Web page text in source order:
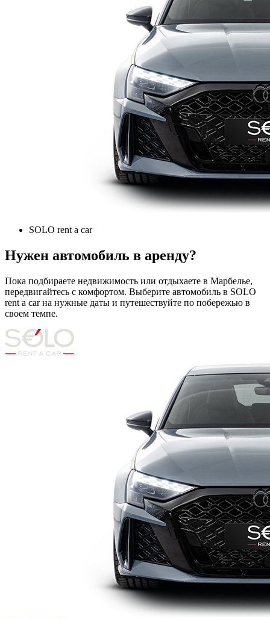
SOLO rent a car
Нужен автомобиль в аренду?
Пока подбираете недвижимость или отдыхаете в Марбелье,
передвигайтесь с комфортом. Выберите автомобиль в SOLO
rent a car на нужные даты и путешествуйте по побережью в
своем темпе.